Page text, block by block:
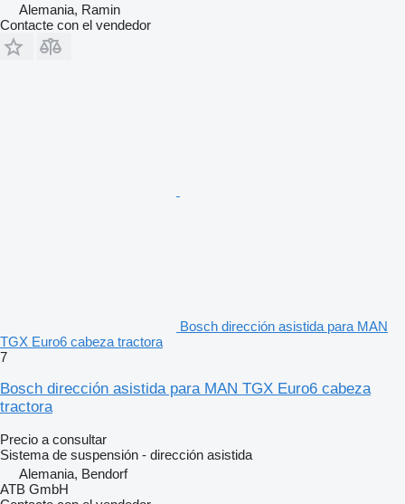
Alemania, Ramin
Contacte con el vendedor
Bosch dirección asistida para MAN
TGX Euro6 cabeza tractora
7
Bosch dirección asistida para MAN TGX Euro6 cabeza
tractora
Precio a consultar
Sistema de suspensión - dirección asistida
Alemania, Bendorf
ATB GmbH